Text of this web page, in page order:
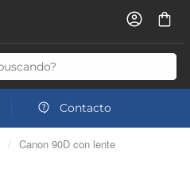
Contacto
/ Canon 90D con lente